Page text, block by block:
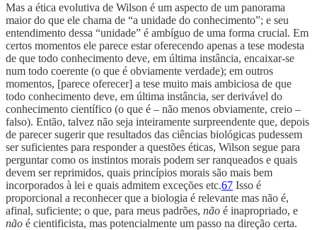
Mas a ética evolutiva de Wilson é um aspecto de um panorama
maior do que ele chama de “a unidade do conhecimento”; e seu
entendimento dessa “unidade” é ambíguo de uma forma crucial. Em
certos momentos ele parece estar oferecendo apenas a tese modesta
de que todo conhecimento deve, em última instância, encaixar-se
num todo coerente (o que é obviamente verdade); em outros
momentos, [parece oferecer] a tese muito mais ambiciosa de que
todo conhecimento deve, em última instância, ser derivável do
conhecimento científico (o que é – não menos obviamente, creio –
falso). Então, talvez não seja inteiramente surpreendente que, depois
de parecer sugerir que resultados das ciências biológicas pudessem
ser suficientes para responder a questões éticas, Wilson segue para
perguntar como os instintos morais podem ser ranqueados e quais
devem ser reprimidos, quais princípios morais são mais bem
incorporados à lei e quais admitem exceções etc.67 Isso é
proporcional a reconhecer que a biologia é relevante mas não é,
afinal, suficiente; o que, para meus padrões, não é inapropriado, e
não é cientificista, mas potencialmente um passo na direção certa.